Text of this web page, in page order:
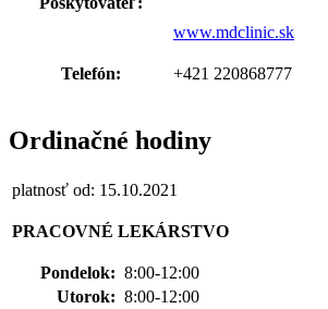
www.mdclinic.sk
Telefón: +421 220868777
Ordinačné hodiny
platnosť od: 15.10.2021
PRACOVNÉ LEKÁRSTVO
Pondelok: 8:00-12:00
Utorok: 8:00-12:00